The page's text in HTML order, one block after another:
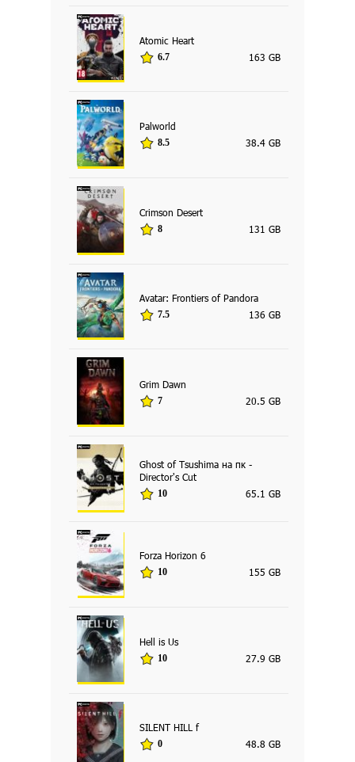
Atomic Heart
6.7 163 GB
Palworld
8.5 38.4 GB
Crimson Desert
8 131 GB
Avatar: Frontiers of Pandora
7.5 136 GB
Grim Dawn
7 20.5 GB
Ghost of Tsushima на пк -
Director's Cut
10 65.1 GB
Forza Horizon 6
10 155 GB
Hell is Us
10 27.9 GB
SILENT HILL f
0 48.8 GB